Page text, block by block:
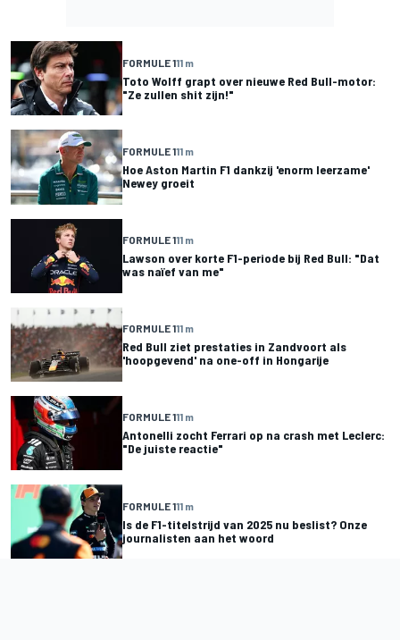
FORMULE 111 m
Toto Wolff grapt over nieuwe Red Bull-motor:
"Ze zullen shit zijn!"
FORMULE 111 m
Hoe Aston Martin F1 dankzij 'enorm leerzame'
Newey groeit
FORMULE 111 m
Lawson over korte F1-periode bij Red Bull: "Dat
was naïef van me"
FORMULE 111 m
Red Bull ziet prestaties in Zandvoort als
'hoopgevend' na one-off in Hongarije
FORMULE 111 m
Antonelli zocht Ferrari op na crash met Leclerc:
"De juiste reactie"
FORMULE 111 m
Is de F1-titelstrijd van 2025 nu beslist? Onze
journalisten aan het woord